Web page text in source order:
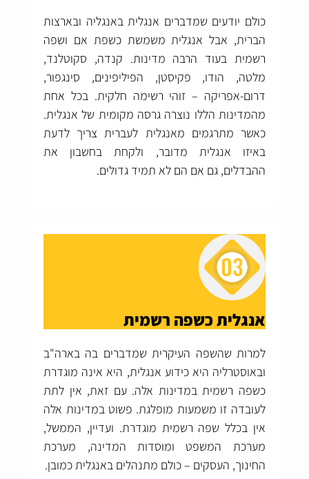
כולם יודעים שמדברים אנגלית באנגליה ובארצות
הברית, אבל אנגלית משמשת כשפת אם ושפה
רשמית בעוד הרבה מדינות. קנדה, סקוטלנד,
מלטה, הודו, פקיסטן, הפיליפינים, סינגפור,
דרום-אפריקה – זוהי רשימה חלקית. בכל אחת
מהמדינות הללו נוצרה גרסה מקומית של אנגלית.
כאשר מתרגמים מאנגלית לעברית צריך לדעת
באיזו אנגלית מדובר, ולקחת בחשבון את
ההבדלים, גם אם הם לא תמיד גדולים.
אנגלית כשפה רשמית
למרות שהשפה העיקרית שמדברים בה בארה"ב
ובאוסטרליה היא כידוע אנגלית, היא אינה מוגדרת
כשפה רשמית במדינות אלה. עם זאת, אין לתת
לעובדה זו משמעות מופלגת. פשוט במדינות אלה
אין בכלל שפה רשמית מוגדרת. ועדיין, הממשל,
מערכת המשפט ומוסדות המדינה, מערכת
החינוך, העסקים – כולם מתנהלים באנגלית כמובן.